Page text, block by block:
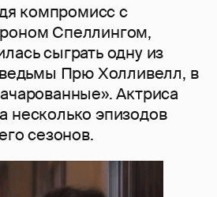
компромисс с
Спеллингом,
сыграть одну из
Прю Холливелл, в
Актриса
несколько эпизодов
сезонов.